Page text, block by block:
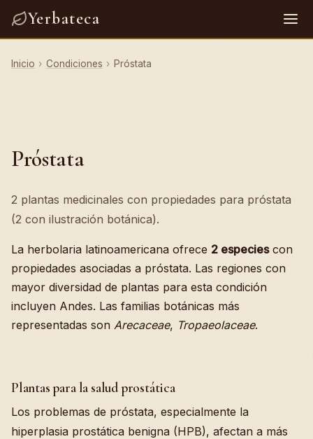
Yerbateca
Inicio › Condiciones › Próstata
Próstata
2 plantas medicinales con propiedades para próstata
(2 con ilustración botánica).
La herbolaria latinoamericana ofrece 2 especiescon
propiedades asociadas a próstata. Las regiones con
mayor diversidad de plantas para esta condición
incluyen Andes. Las familias botánicas más
representadas son Arecaceae, Tropaeolaceae.
Plantas para la salud prostática
Los problemas de próstata, especialmente la
hiperplasia prostática benigna (HPB), afectan a más